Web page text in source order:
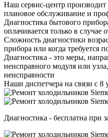
Наш сервис-центр
плановое обслуживание и
Диагностика бытового
оплачивается только в случае
Сложность диагностики
прибора или когда требуется
Диагностика - это меры,
неисправного модуля или
неисправности
Наши диспетчера на связи с 8
Диагностика - бесплатна при